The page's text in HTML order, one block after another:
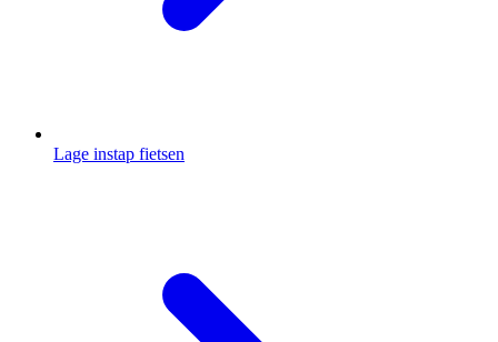
Lage instap fietsen